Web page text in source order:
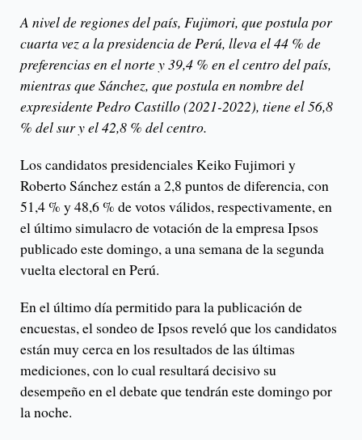
A nivel de regiones del país, Fujimori, que postula por
cuarta vez a la presidencia de Perú, lleva el 44 % de
preferencias en el norte y 39,4 % en el centro del país,
mientras que Sánchez, que postula en nombre del
expresidente Pedro Castillo (2021-2022), tiene el 56,8
% del sur y el 42,8 % del centro.
Los candidatos presidenciales Keiko Fujimori y
Roberto Sánchez están a 2,8 puntos de diferencia, con
51,4 % y 48,6 % de votos válidos, respectivamente, en
el último simulacro de votación de la empresa Ipsos
publicado este domingo, a una semana de la segunda
vuelta electoral en Perú.
En el último día permitido para la publicación de
encuestas, el sondeo de Ipsos reveló que los candidatos
están muy cerca en los resultados de las últimas
mediciones, con lo cual resultará decisivo su
desempeño en el debate que tendrán este domingo por
la noche.